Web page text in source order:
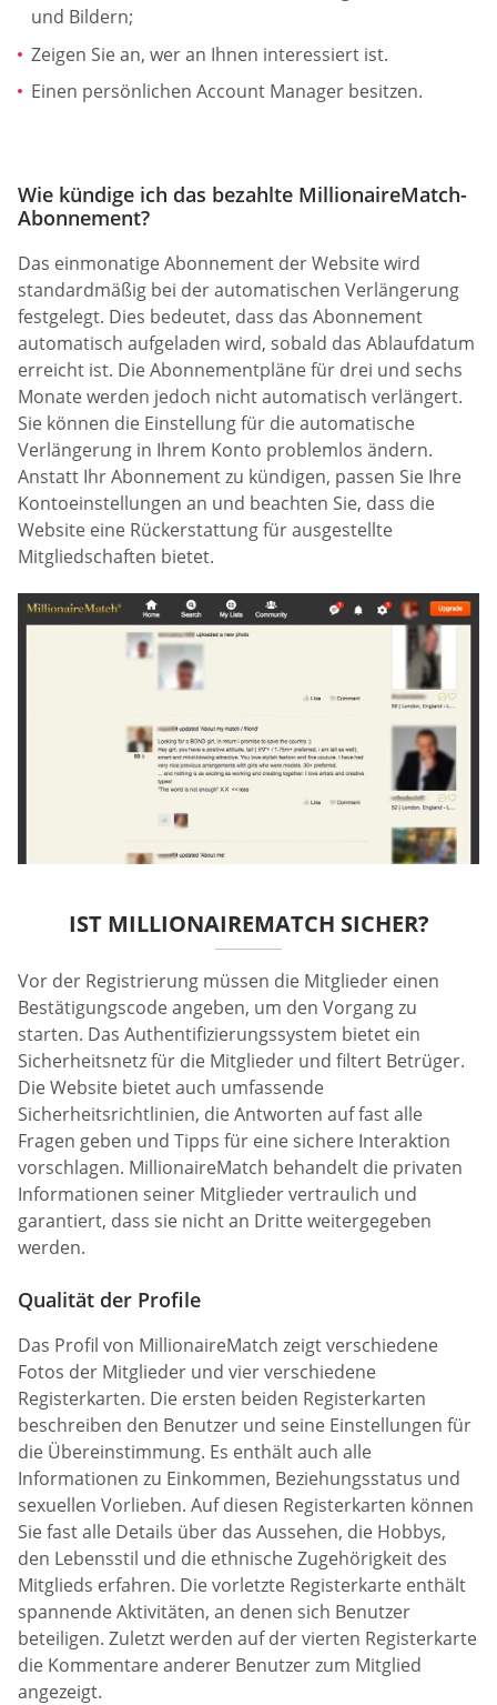
und Bildern;
Zeigen Sie an, wer an Ihnen interessiert ist.
Einen persönlichen Account Manager besitzen.
Wie kündige ich das bezahlte MillionaireMatch-
Abonnement?
Das einmonatige Abonnement der Website wird
standardmäßig bei der automatischen Verlängerung
festgelegt. Dies bedeutet, dass das Abonnement
automatisch aufgeladen wird, sobald das Ablaufdatum
erreicht ist. Die Abonnementpläne für drei und sechs
Monate werden jedoch nicht automatisch verlängert.
Sie können die Einstellung für die automatische
Verlängerung in Ihrem Konto problemlos ändern.
Anstatt Ihr Abonnement zu kündigen, passen Sie Ihre
Kontoeinstellungen an und beachten Sie, dass die
Website eine Rückerstattung für ausgestellte
Mitgliedschaften bietet.
IST MILLIONAIREMATCH SICHER?
Vor der Registrierung müssen die Mitglieder einen
Bestätigungscode angeben, um den Vorgang zu
starten. Das Authentifizierungssystem bietet ein
Sicherheitsnetz für die Mitglieder und filtert Betrüger.
Die Website bietet auch umfassende
Sicherheitsrichtlinien, die Antworten auf fast alle
Fragen geben und Tipps für eine sichere Interaktion
vorschlagen. MillionaireMatch behandelt die privaten
Informationen seiner Mitglieder vertraulich und
garantiert, dass sie nicht an Dritte weitergegeben
werden.
Qualität der Profile
Das Profil von MillionaireMatch zeigt verschiedene
Fotos der Mitglieder und vier verschiedene
Registerkarten. Die ersten beiden Registerkarten
beschreiben den Benutzer und seine Einstellungen für
die Übereinstimmung. Es enthält auch alle
Informationen zu Einkommen, Beziehungsstatus und
sexuellen Vorlieben. Auf diesen Registerkarten können
Sie fast alle Details über das Aussehen, die Hobbys,
den Lebensstil und die ethnische Zugehörigkeit des
Mitglieds erfahren. Die vorletzte Registerkarte enthält
spannende Aktivitäten, an denen sich Benutzer
beteiligen. Zuletzt werden auf der vierten Registerkarte
die Kommentare anderer Benutzer zum Mitglied
angezeigt.